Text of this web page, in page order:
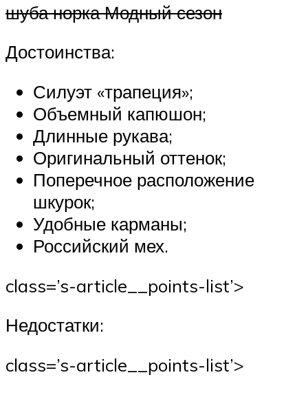
шуба норка Модный сезон
Достоинства:
Силуэт «трапеция»;
Объемный капюшон;
Длинные рукава;
Оригинальный оттенок;
Поперечное расположение
шкурок;
Удобные карманы;
Российский мех.
class=’s-article__points-list’>
Недостатки:
class=’s-article__points-list’>